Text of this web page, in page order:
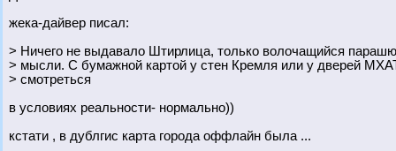
жека-дайвер писал:
> Ничего не выдавало Штирлица, только волочащийся
> мысли. С бумажной картой у стен Кремля или у дверей
> смотреться
в условиях реальности- нормально))
кстати , в дублгис карта города оффлайн была ...